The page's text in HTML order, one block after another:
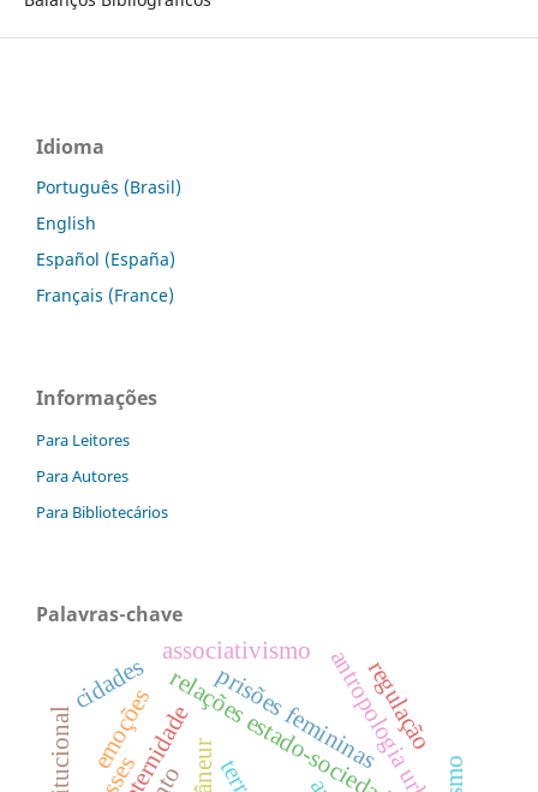
Idioma
Português (Brasil)
English
Español (España)
Français (France)
Informações
Para Leitores
Para Autores
Para Bibliotecários
Palavras-chave
relações estado-sociedade
prisões femininas
maternidade antropologia urbana
flâneur
regulação
emoções
associativismo
cidades